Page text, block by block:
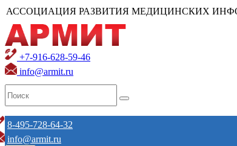
АССОЦИАЦИЯ РАЗВИТИЯ МЕДИЦИНСКИХ
+7-916-628-59-46
info@armit.ru
8-495-728-64-32
info@armit.ru